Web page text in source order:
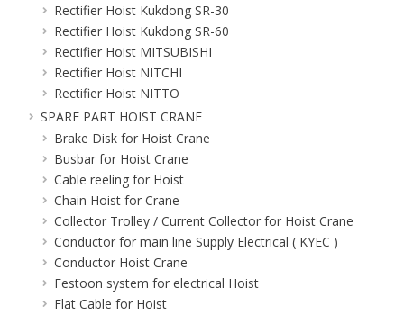
Rectifier Hoist Kukdong SR-30
Rectifier Hoist Kukdong SR-60
Rectifier Hoist MITSUBISHI
Rectifier Hoist NITCHI
Rectifier Hoist NITTO
SPARE PART HOIST CRANE
Brake Disk for Hoist Crane
Busbar for Hoist Crane
Cable reeling for Hoist
Chain Hoist for Crane
Collector Trolley / Current Collector for Hoist Crane
Conductor for main line Supply Electrical ( KYEC )
Conductor Hoist Crane
Festoon system for electrical Hoist
Flat Cable for Hoist